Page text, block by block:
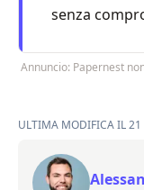
senza
Annuncio: Papernest
ULTIMA MODIFICA IL